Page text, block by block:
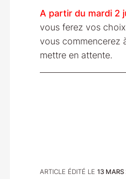
A partir du mardi 2
vous ferez vos
vous commencerez
mettre en attente.
ARTICLE ÉDITÉ LE 13